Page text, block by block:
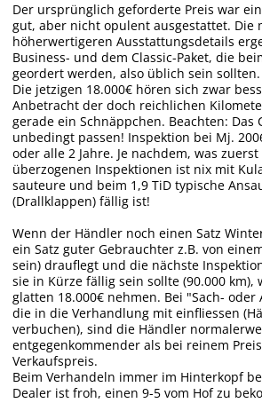
Der ursprünglich geforderte Preis war
gut, aber nicht opulent ausgestattet. Die
höherwertigeren Ausstattungsdetails
Business- und dem Classic-Paket, die
geordert werden, also üblich sein sollten.
Die jetzigen 18.000€ hören sich zwar
Anbetracht der doch reichlichen
gerade ein Schnäppchen. Beachten: Das
unbedingt passen! Inspektion bei Mj.
oder alle 2 Jahre. Je nachdem, was
überzogenen Inspektionen ist nix mit
sauteure und beim 1,9 TiD typische
(Drallklappen) fällig ist!
Wenn der Händler noch einen Satz
ein Satz guter Gebrauchter z.B. von
sein) drauflegt und die nächste
sie in Kürze fällig sein sollte (90.000
glatten 18.000€ nehmen. Bei "Sach-
die in die Verhandlung mit einfliessen
verbuchen), sind die Händler
entgegenkommender als bei reinem
Verkaufspreis.
Beim Verhandeln immer im Hinterkopf
Dealer ist froh, einen 9-5 vom Hof zu